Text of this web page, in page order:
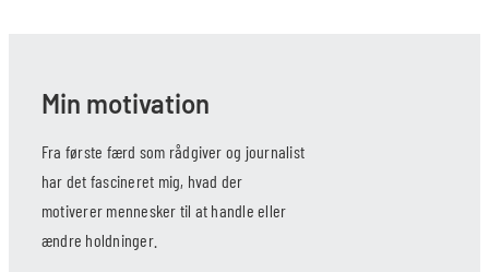
Min motivation
Fra første færd som rådgiver og journalist
har det fascineret mig, hvad der
motiverer mennesker til at handle eller
ændre holdninger.